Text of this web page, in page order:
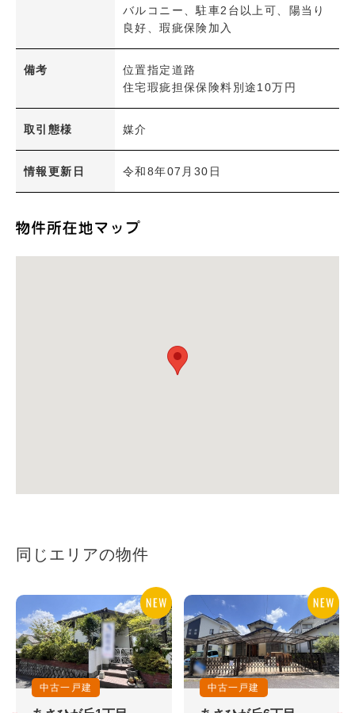
バルコニー、駐車2台以上可、陽当り
良好、瑕疵保険加入
備考
位置指定道路
住宅瑕疵担保保険料別途10万円
取引態様 媒介
情報更新日 令和8年07月30日
同じエリアの物件
中古一戸建 中古一戸建